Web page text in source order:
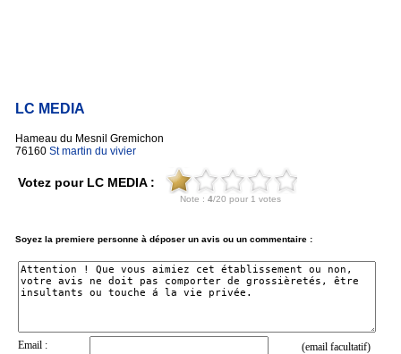
LC MEDIA
Hameau du Mesnil Gremichon
76160 St martin du vivier
Votez pour LC MEDIA :
Soyez la premiere personne à déposer un avis ou un commentaire :